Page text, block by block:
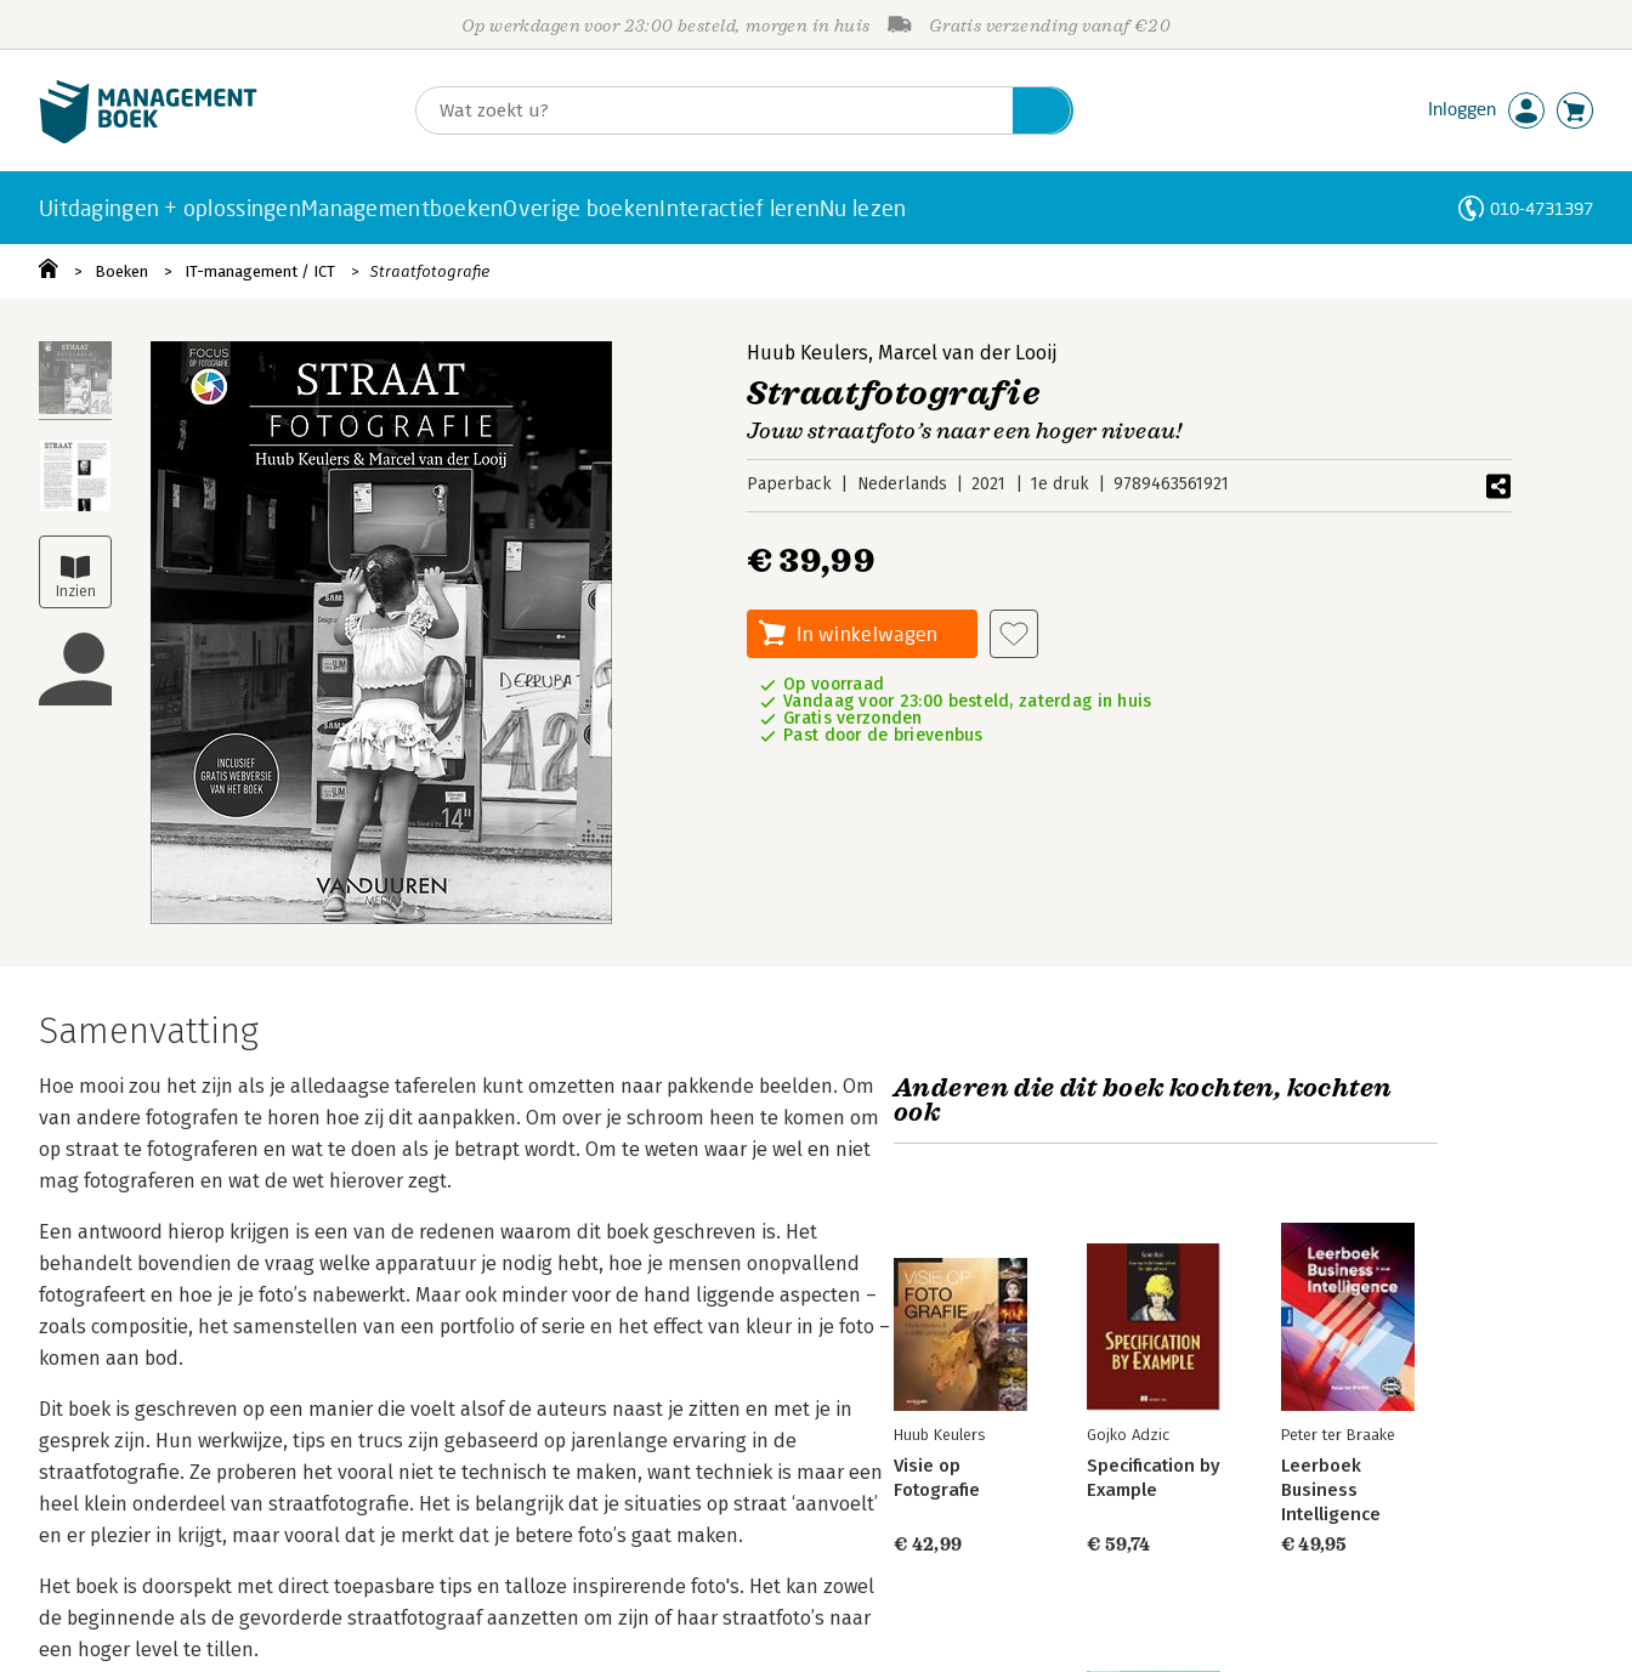
Op werkdagen voor 23:00 besteld, morgen in huis Gratis verzending vanaf €20
Inloggen
Uitdagingen + oplossingenManagementboekenOverige boekenInteractief lerenNu lezen 010-4731397
Boeken IT-management / ICT Straatfotografie
Huub Keulers, Marcel van der Looij
Straatfotografie
Jouw straatfoto’s naar een hoger niveau!
Paperback Nederlands 2021 1e druk 9789463561921
€ 39,99
In winkelwagen
Op voorraad
Vandaag voor 23:00 besteld, zaterdag in huis
Gratis verzonden
Past door de brievenbus
Samenvatting
Hoe mooi zou het zijn als je alledaagse taferelen kunt omzetten naar pakkende beelden. Om
van andere fotografen te horen hoe zij dit aanpakken. Om over je schroom heen te komen om
op straat te fotograferen en wat te doen als je betrapt wordt. Om te weten waar je wel en niet
mag fotograferen en wat de wet hierover zegt.
Een antwoord hierop krijgen is een van de redenen waarom dit boek geschreven is. Het
behandelt bovendien de vraag welke apparatuur je nodig hebt, hoe je mensen onopvallend
fotografeert en hoe je je foto’s nabewerkt. Maar ook minder voor de hand liggende aspecten –
zoals compositie, het samenstellen van een portfolio of serie en het effect van kleur in je foto –
komen aan bod.
Dit boek is geschreven op een manier die voelt alsof de auteurs naast je zitten en met je in
gesprek zijn. Hun werkwijze, tips en trucs zijn gebaseerd op jarenlange ervaring in de
straatfotografie. Ze proberen het vooral niet te technisch te maken, want techniek is maar een
heel klein onderdeel van straatfotografie. Het is belangrijk dat je situaties op straat ‘aanvoelt’
en er plezier in krijgt, maar vooral dat je merkt dat je betere foto’s gaat maken.
Het boek is doorspekt met direct toepasbare tips en talloze inspirerende foto's. Het kan zowel
de beginnende als de gevorderde straatfotograaf aanzetten om zijn of haar straatfoto’s naar
een hoger level te tillen.
Anderen die dit boek kochten, kochten
ook
Huub Keulers
Visie op
Fotografie
€ 42,99
Gojko Adzic
Specification by
Example
€ 59,74
Peter ter Braake
Leerboek
Business
Intelligence
€ 49,95
Personen